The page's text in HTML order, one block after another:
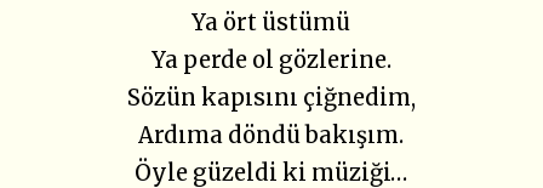
Ya ört üstümü
Ya perde ol gözlerine.
Sözün kapısını çiğnedim,
Ardıma döndü bakışım.
Öyle güzeldi ki müziği…